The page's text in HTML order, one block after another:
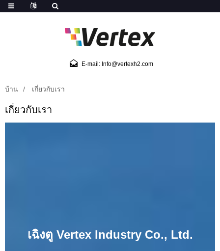
E-mail: Info@vertexh2.com
บ้าน เกี่ยวกับเรา
เกี่ยวกับเรา
เฉิงตู Vertex Industry Co., Ltd.